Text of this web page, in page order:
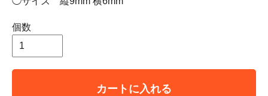
個数
カートに入れる